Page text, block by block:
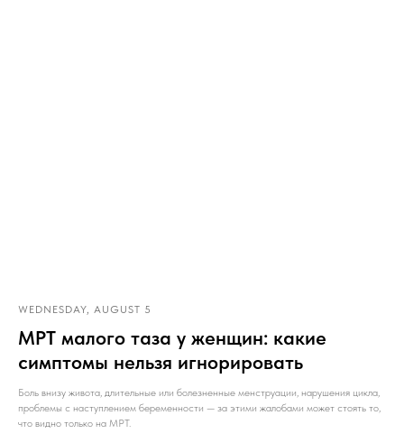
WEDNESDAY, AUGUST 5
МРТ малого таза у женщин: какие
симптомы нельзя игнорировать
Боль внизу живота, длительные или болезненные менструации, нарушения цикла,
проблемы с наступлением беременности — за этими жалобами может стоять то,
что видно только на МРТ.